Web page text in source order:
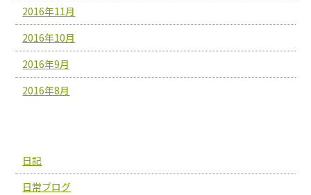
2016年11月
2016年10月
2016年9月
2016年8月
日記
日常ブログ